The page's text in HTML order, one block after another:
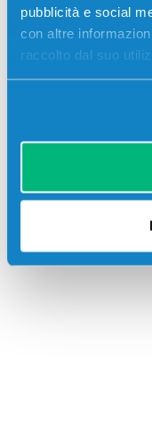
pubblicità e social
con altre
raccolto dal suo